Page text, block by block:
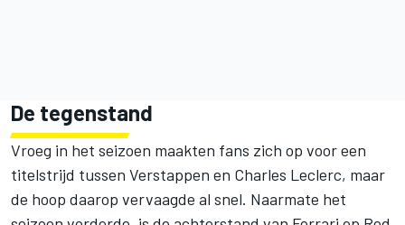
De tegenstand
Vroeg in het seizoen maakten fans zich op voor een
titelstrijd tussen Verstappen en Charles Leclerc, maar
de hoop daarop vervaagde al snel. Naarmate het